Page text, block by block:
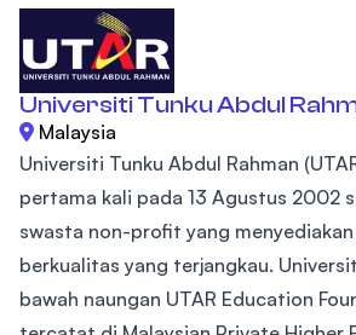
Universiti Tunku Abdul
Malaysia
Universiti Tunku Abdul Rahman
pertama kali pada 13 Agustus 2002
swasta non-profit yang
berkualitas yang terjangkau.
bawah naungan UTAR Education